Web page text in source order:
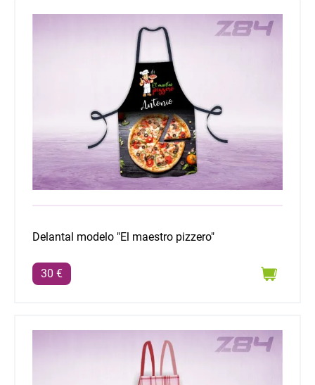
Delantal modelo "El maestro pizzero"
Delantal modelo "El maestro pizzero"
30 €
Casulla profesora modelo "Cuadros"